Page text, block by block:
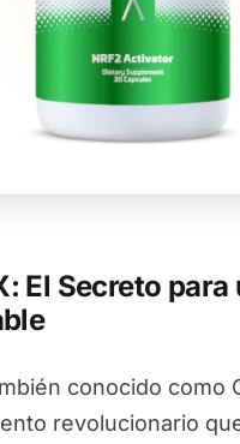
El Secreto para
conocido como
revolucionario